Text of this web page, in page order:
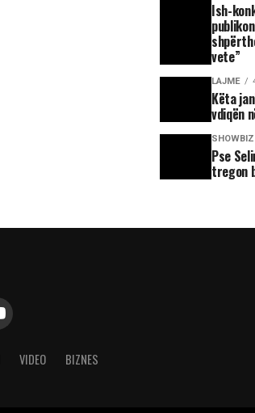
Ish-
vete”
LAJME
Këta
vdiqën
SHOWBIZ
Pse
tregon
VIDEO BIZNES